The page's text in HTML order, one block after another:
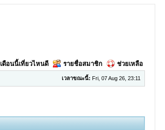
เดือนนี้เที่ยวไหนดี รายชื่อสมาชิก ช่วยเหลือ
เวลาขณะนี้: Fri, 07 Aug 26, 23:11